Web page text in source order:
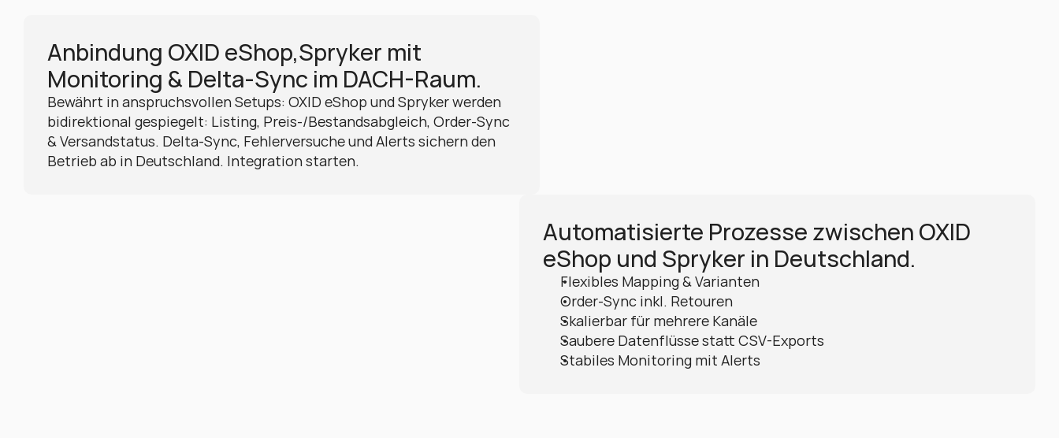
Anbindung OXID eShop,Spryker mit
Monitoring & Delta-Sync im DACH-Raum.
Bewährt in anspruchsvollen Setups: OXID eShop und Spryker werden
bidirektional gespiegelt: Listing, Preis-/Bestandsabgleich, Order-Sync
& Versandstatus. Delta-Sync, Fehlerversuche und Alerts sichern den
Betrieb ab in Deutschland. Integration starten.
Automatisierte Prozesse zwischen OXID
eShop und Spryker in Deutschland.
Flexibles Mapping & Varianten
Order-Sync inkl. Retouren
Skalierbar für mehrere Kanäle
Saubere Datenflüsse statt CSV-Exports
Stabiles Monitoring mit Alerts